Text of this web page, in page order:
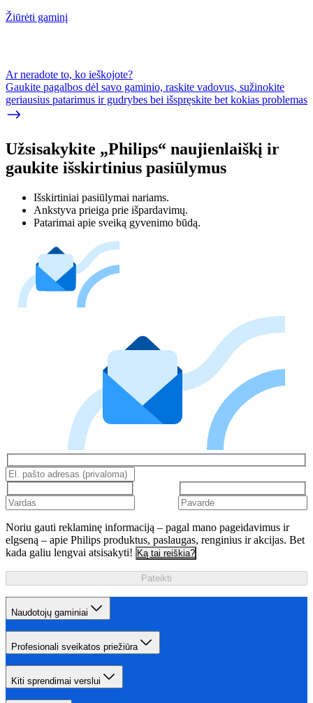
Žiūrėti gaminį
Ar neradote to, ko ieškojote?
Gaukite pagalbos dėl savo gaminio, raskite vadovus, sužinokite
geriausius patarimus ir gudrybes bei išspręskite bet kokias problemas
Užsisakykite „Philips“ naujienlaiškį ir
gaukite išskirtinius pasiūlymus
Išskirtiniai pasiūlymai nariams.
Ankstyva prieiga prie išpardavimų.
Patarimai apie sveiką gyvenimo būdą.
Noriu gauti reklaminę informaciją – pagal mano pageidavimus ir
elgseną – apie Philips produktus, paslaugas, renginius ir akcijas. Bet
kada galiu lengvai atsisakyti! Ką tai reiškia?
Pateikti
Naudotojų gaminiai
Profesionali sveikatos priežiūra
Kiti sprendimai verslui